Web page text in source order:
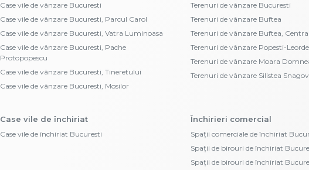
Case vile de vânzare Bucuresti
Case vile de vânzare Bucuresti, Parcul Carol
Case vile de vânzare Bucuresti, Vatra Luminoasa
Case vile de vânzare Bucuresti, Pache
Protopopescu
Case vile de vânzare Bucuresti, Tineretului
Case vile de vânzare Bucuresti, Mosilor
Terenuri de vânzare Bucuresti
Terenuri de vânzare Buftea
Terenuri de vânzare Buftea,
Terenuri de vânzare Popesti-
Terenuri de vânzare Moara
Terenuri de vânzare Silistea
Case vile de închiriat
Case vile de închiriat Bucuresti
Închirieri comercial
Spații comerciale de închiriat
Spații de birouri de închiriat
Spații de birouri de închiriat